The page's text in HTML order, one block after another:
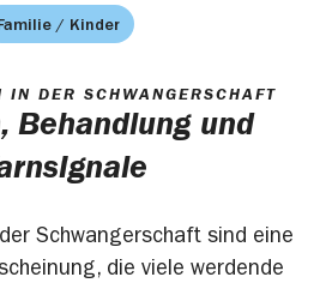
/ Kinder
IN DER SCHWANGERSCHAFT
Behandlung und
Schwangerschaft sind eine
die viele werdende